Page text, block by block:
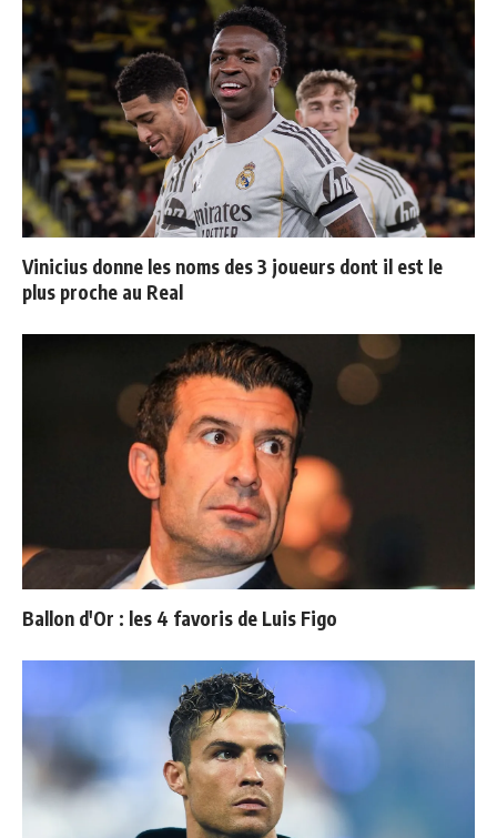
Vinicius donne les noms des 3 joueurs dont il est le
plus proche au Real
Ballon d'Or : les 4 favoris de Luis Figo